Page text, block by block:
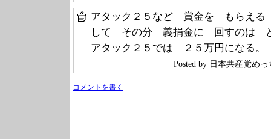
アタック２５など 賞金を もらえ
して その分 義捐金に 回すのは
アタック２５では ２５万円になる。
Posted by 日本共産党め
コメントを書く